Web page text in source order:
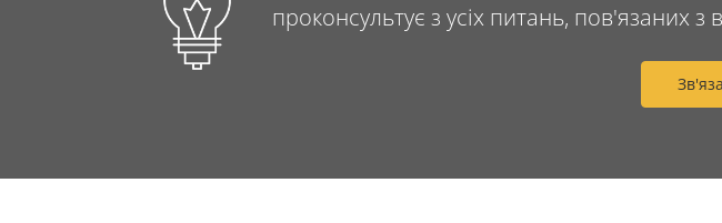
проконсультує з усіх питань, пов'язаних